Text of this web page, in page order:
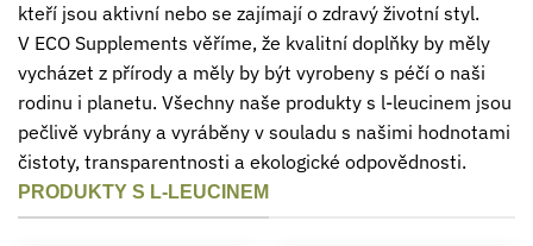
kteří jsou aktivní nebo se zajímají o zdravý životní styl.
V ECO Supplements věříme, že kvalitní doplňky by měly
vycházet z přírody a měly by být vyrobeny s péčí o naši
rodinu i planetu. Všechny naše produkty s l-leucinem jsou
pečlivě vybrány a vyráběny v souladu s našimi hodnotami
čistoty, transparentnosti a ekologické odpovědnosti.
PRODUKTY S L-LEUCINEM